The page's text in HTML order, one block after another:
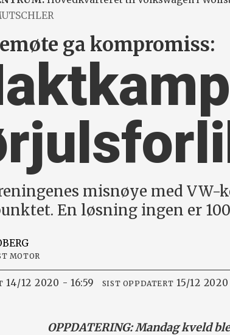
ga kompromiss:
misnøye med VW-
En løsning ingen er
MOTOR
14/12 2020 - 16:59 SIST OPPDATERT 15/12
OPPDATERING: Mandag kveld